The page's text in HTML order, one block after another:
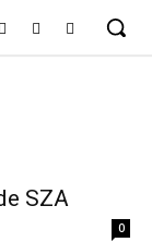
SZA
0